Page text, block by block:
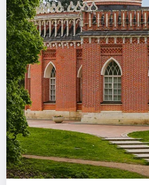
Города
Площадки
Артисты
Рейтинги